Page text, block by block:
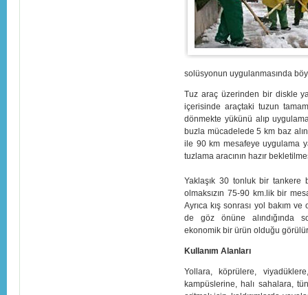
solüsyonun uygulanmasında
Tuz araç üzerinden bir diskle
içerisinde araçtaki tuzun
dönmekte yükünü alıp
buzla mücadelede 5 km baz
ile 90 km mesafeye uygulama
tuzlama aracının hazır
Yaklaşık 30 tonluk bir
olmaksızın 75-90 km.lik bir
Ayrıca kış sonrası yol bakım
de göz önüne alındığında
ekonomik bir ürün olduğu
Kullanım Alanları
Yollara, köprülere,
kampüslerine, halı sahalara,